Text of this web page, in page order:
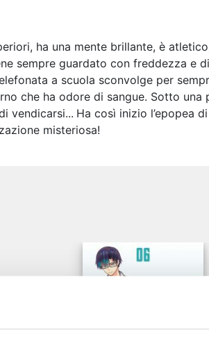
ha una mente brillante, è
sempre guardato con freddezza e
a scuola sconvolge per
che ha odore di sangue. Sotto
vendicarsi... Ha così inizio l’epopea
misteriosa!